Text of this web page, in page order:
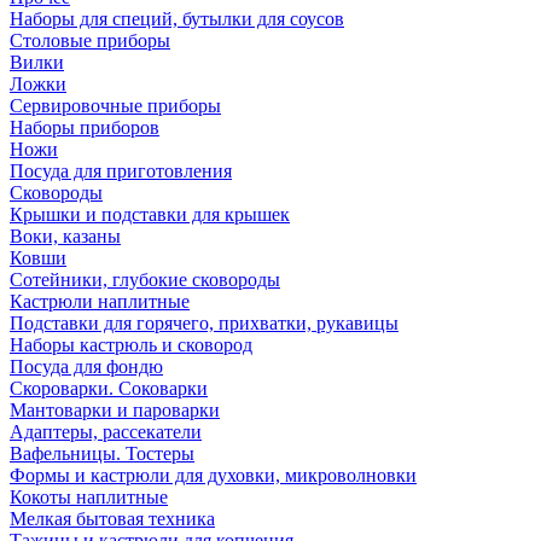
Наборы для специй, бутылки для соусов
Столовые приборы
Вилки
Ложки
Сервировочные приборы
Наборы приборов
Ножи
Посуда для приготовления
Сковороды
Крышки и подставки для крышек
Воки, казаны
Ковши
Сотейники, глубокие сковороды
Кастрюли наплитные
Подставки для горячего, прихватки, рукавицы
Наборы кастрюль и сковород
Посуда для фондю
Скороварки. Соковарки
Мантоварки и пароварки
Адаптеры, рассекатели
Вафельницы. Тостеры
Формы и кастрюли для духовки, микроволновки
Кокоты наплитные
Мелкая бытовая техника